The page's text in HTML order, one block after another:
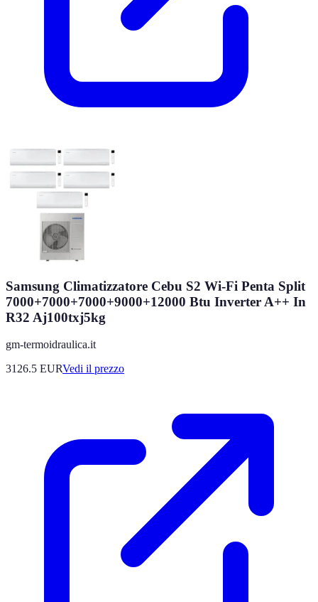
Samsung Climatizzatore Cebu S2 Wi-Fi Penta Split
7000+7000+7000+9000+12000 Btu Inverter A++ In
R32 Aj100txj5kg
gm-termoidraulica.it
3126.5 EURVedi il prezzo